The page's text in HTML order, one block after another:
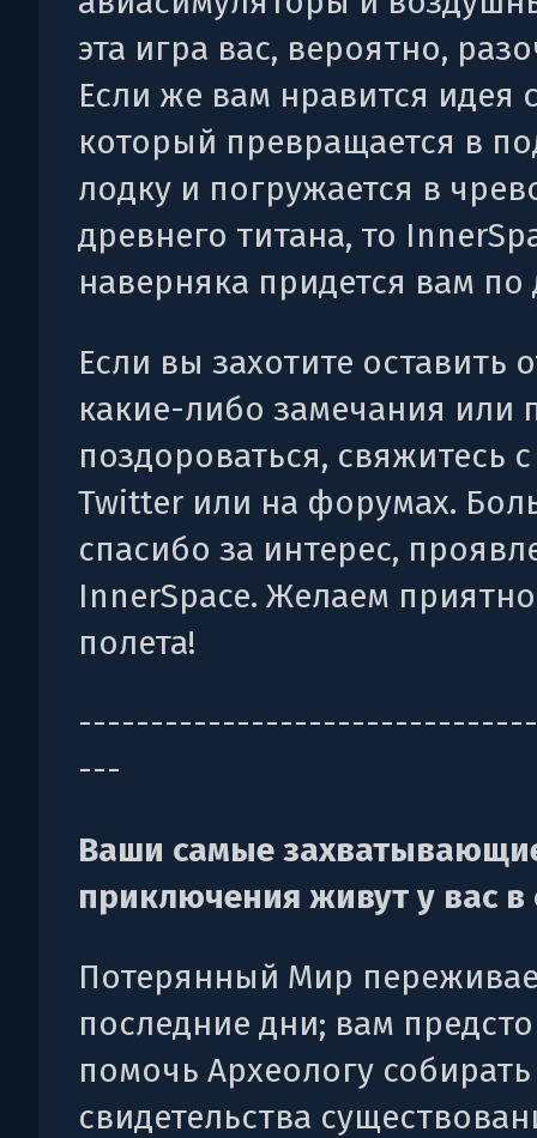
эта игра вас, вероятно,
Если же вам нравится идея
который превращается в
лодку и погружается в
древнего титана, то
наверняка придется вам по
Если вы захотите оставить
какие-либо замечания или
поздороваться, свяжитесь
Twitter или на форумах.
спасибо за интерес,
InnerSpace. Желаем
полета!
---
Ваши самые
приключения живут у вас в
Потерянный Мир
последние дни; вам
помочь Археологу собирать
свидетельства